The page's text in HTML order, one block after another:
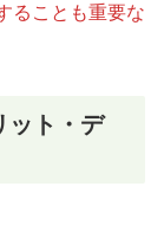
ることも重要な
ット・デ